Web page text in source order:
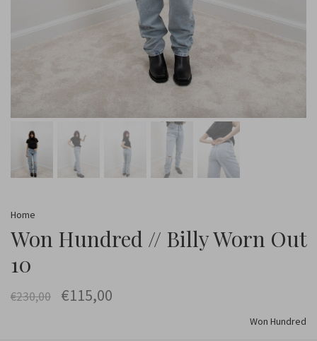
Home
Won Hundred // Billy Worn Out
10
€230,00 €115,00
Won Hundred